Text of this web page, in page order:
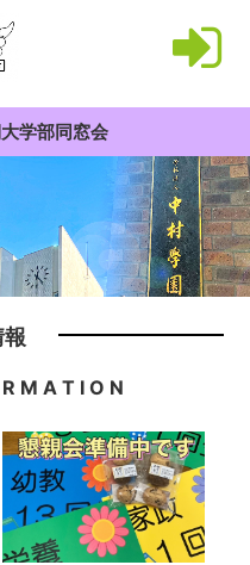
学部同窓会
M A T I O N